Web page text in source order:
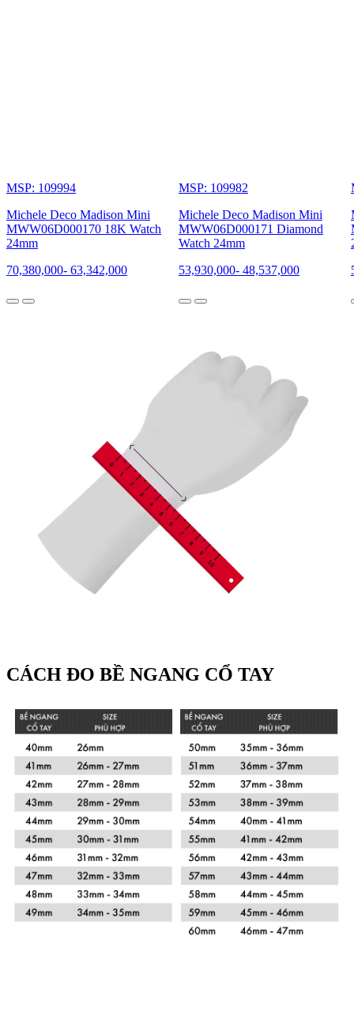
MSP: 109994
Michele Deco Madison Mini
MWW06D000170 18K Watch
24mm
70,380,000- 63,342,000
MSP: 109982
Michele Deco Madison Mini
MWW06D000171 Diamond
Watch 24mm
53,930,000- 48,537,000
CÁCH ĐO BỀ NGANG CỔ TAY